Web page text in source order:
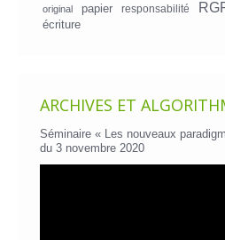
original papier responsabilité
écriture
ARCHIVES ET
Séminaire « Les nouveaux
du 3 novembre 2020